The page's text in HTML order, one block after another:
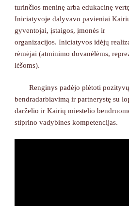
turinčios meninę arba edukacinę
Iniciatyvoje dalyvavo pavieniai
gyventojai, įstaigos, įmonės ir
organizacijos. Iniciatyvos idėjų
rėmėjai (atminimo dovanėlėms,
lėšoms).
Renginys padėjo plėtoti pozityvų
bendradarbiavimą ir partnerystę su
darželio ir Kairių miestelio
stiprino vadybines kompetencijas.